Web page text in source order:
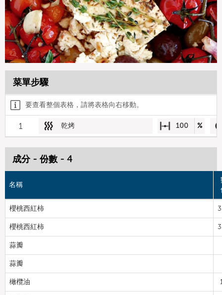
菜單步驟
要查看整個表格，請將表格向右移動。
1 乾烤 100 %
成分 - 份數 - 4
名稱
櫻桃西紅柿
櫻桃西紅柿
蒜瓣
蒜瓣
橄欖油